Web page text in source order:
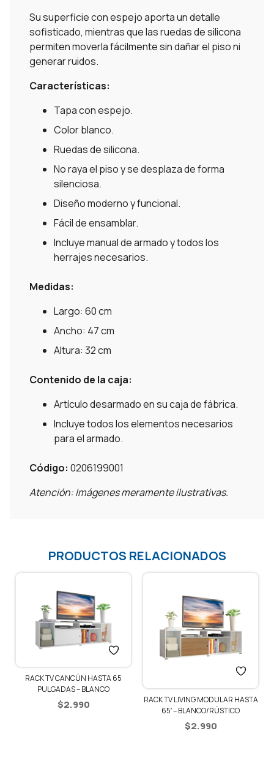
Su superficie con espejo aporta un detalle
sofisticado, mientras que las ruedas de silicona
permiten moverla fácilmente sin dañar el piso ni
generar ruidos.
Características:
Tapa con espejo.
Color blanco.
Ruedas de silicona.
No raya el piso y se desplaza de forma
silenciosa.
Diseño moderno y funcional.
Fácil de ensamblar.
Incluye manual de armado y todos los
herrajes necesarios.
Medidas:
Largo: 60 cm
Ancho: 47 cm
Altura: 32 cm
Contenido de la caja:
Artículo desarmado en su caja de fábrica.
Incluye todos los elementos necesarios
para el armado.
Código: 0206199001
Atención: Imágenes meramente ilustrativas.
PRODUCTOS RELACIONADOS
RACK TV CANCÚN HASTA 65
PULGADAS – BLANCO
$2.990
RACK TV LIVING MODULAR HASTA
65′ – BLANCO/RÚSTICO
$2.990